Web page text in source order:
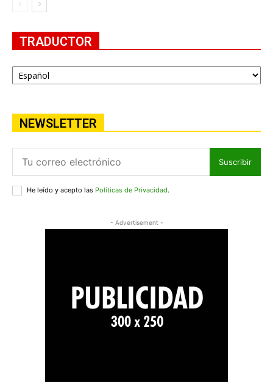
TRADUCTOR
NEWSLETTER
Suscribir
He leído y acepto las Políticas de Privacidad.
- Advertisement -